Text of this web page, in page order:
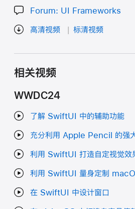
Forum: UI Frameworks
高清视频 标清视频
相关视频
WWDC24
了解 SwiftUI 中的辅助功能
充分利用 Apple Pencil 的强
利用 SwiftUI 打造自定视觉效
利用 SwiftUI 量身定制
在 SwiftUI 中设计窗口